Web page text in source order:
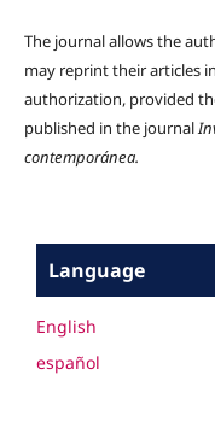
The journal allows the
may reprint their articles
authorization, provided
published in the journal
contemporánea.
Language
English
español